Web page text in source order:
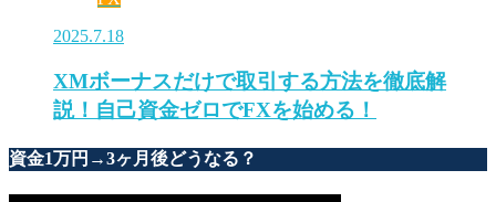
2025.7.18
XMボーナスだけで取引する方法を徹底解
説！自己資金ゼロでFXを始める！
資金1万円→3ヶ月後どうなる？